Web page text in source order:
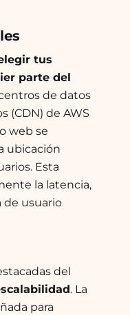
tus
parte del
de datos
(CDN) de AWS
web se
ubicación
Esta
la latencia,
de usuario
del
. La
para